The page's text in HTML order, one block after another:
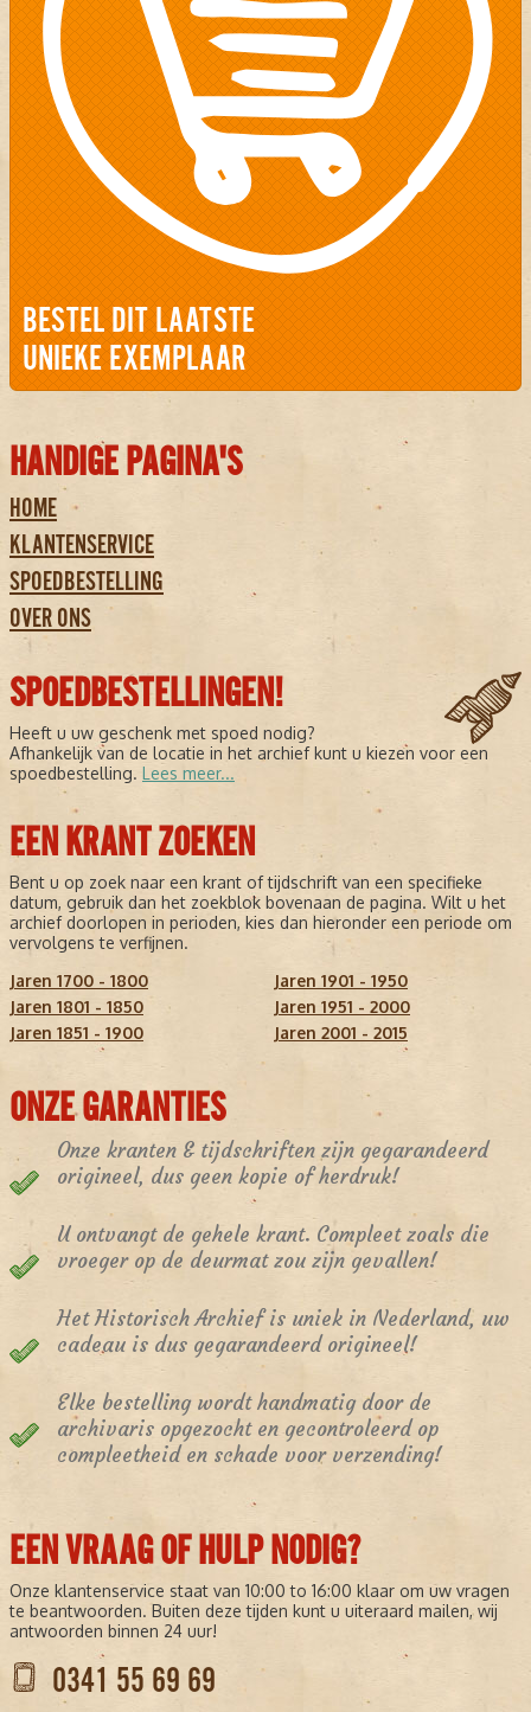
BESTEL DIT LAATSTE
UNIEKE EXEMPLAAR
HANDIGE PAGINA'S
HOME
KLANTENSERVICE
SPOEDBESTELLING
OVER ONS
SPOEDBESTELLINGEN!
Heeft u uw geschenk met spoed nodig?
Afhankelijk van de locatie in het archief kunt u kiezen voor een
spoedbestelling. Lees meer...
EEN KRANT ZOEKEN
Bent u op zoek naar een krant of tijdschrift van een specifieke
datum, gebruik dan het zoekblok bovenaan de pagina. Wilt u het
archief doorlopen in perioden, kies dan hieronder een periode om
vervolgens te verfijnen.
Jaren 1700 - 1800
Jaren 1801 - 1850
Jaren 1851 - 1900
Jaren 1901 - 1950
Jaren 1951 - 2000
Jaren 2001 - 2015
ONZE GARANTIES
Onze kranten & tijdschriften zijn gegarandeerd
origineel, dus geen kopie of herdruk!
U ontvangt de gehele krant. Compleet zoals die
vroeger op de deurmat zou zijn gevallen!
Het Historisch Archief is uniek in Nederland, uw
cadeau is dus gegarandeerd origineel!
Elke bestelling wordt handmatig door de
archivaris opgezocht en gecontroleerd op
compleetheid en schade voor verzending!
EEN VRAAG OF HULP NODIG?
Onze klantenservice staat van 10:00 to 16:00 klaar om uw vragen
te beantwoorden. Buiten deze tijden kunt u uiteraard mailen, wij
antwoorden binnen 24 uur!
0341 55 69 69